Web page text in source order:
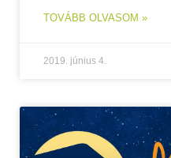
TOVÁBB OLVASOM »
2019. június 4.